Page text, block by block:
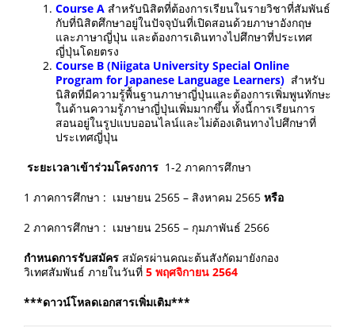
Course A สำหรับนิสิตที่ต้องการเรียนในรายวิชาที่สัมพันธ์
กับที่นิสิตศึกษาอยู่ในปัจจุบันที่เปิดสอนด้วยภาษาอังกฤษ
และภาษาญี่ปุ่น และต้องการเดินทางไปศึกษาที่ประเทศ
ญี่ปุ่นโดยตรง
Course B (Niigata University Special Online
Program for Japanese Language Learners) สำหรับ
นิสิตที่มีความรู้พื้นฐานภาษาญี่ปุ่นและต้องการเพิ่มพูนทักษะ
ในด้านความรู้ภาษาญี่ปุ่นเพิ่มมากขึ้น ทั้งนี้การเรียนการ
สอนอยู่ในรูปแบบออนไลน์และไม่ต้องเดินทางไปศึกษาที่
ประเทศญี่ปุ่น
ระยะเวลาเข้าร่วมโครงการ 1-2 ภาคการศึกษา
1 ภาคการศึกษา : เมษายน 2565 – สิงหาคม 2565 หรือ
2 ภาคการศึกษา : เมษายน 2565 – กุมภาพันธ์ 2566
กำหนดการรับสมัคร สมัครผ่านคณะต้นสังกัดมายังกอง
วิเทศสัมพันธ์ ภายในวันที่ 5 พฤศจิกายน 2564
***ดาวน์โหลดเอกสารเพิ่มเติม***